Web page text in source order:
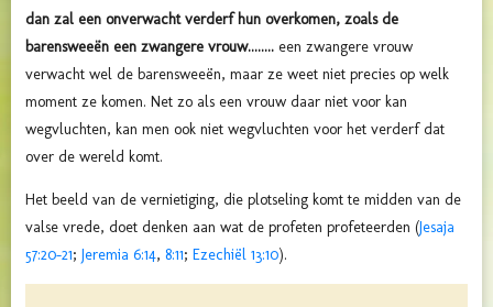
dan zal een onverwacht verderf hun overkomen, zoals de
barensweeën een zwangere vrouw........ een zwangere vrouw
verwacht wel de barensweeën, maar ze weet niet precies op welk
moment ze komen. Net zo als een vrouw daar niet voor kan
wegvluchten, kan men ook niet wegvluchten voor het verderf dat
over de wereld komt.
Het beeld van de vernietiging, die plotseling komt te midden van de
valse vrede, doet denken aan wat de profeten profeteerden (Jesaja
57:20-21; Jeremia 6:14, 8:11; Ezechiël 13:10).